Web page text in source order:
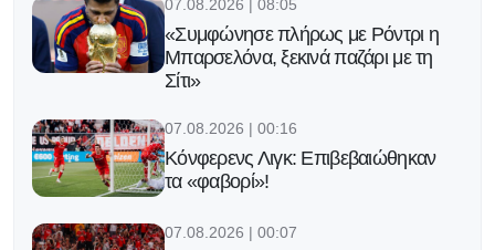
07.08.2026 | 08:05
«Συμφώνησε πλήρως με Ρόντρι η
Μπαρσελόνα, ξεκινά παζάρι με τη
Σίτι»
07.08.2026 | 00:16
Κόνφερενς Λιγκ: Επιβεβαιώθηκαν
τα «φαβορί»!
07.08.2026 | 00:07